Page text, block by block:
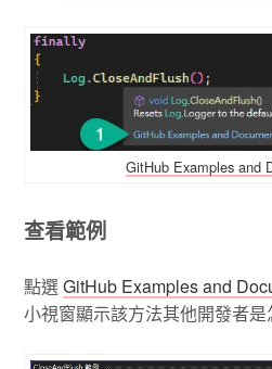
GitHub Examples and
查看範例
點選GitHub Examples and
小視窗顯示該方法其他開發者是